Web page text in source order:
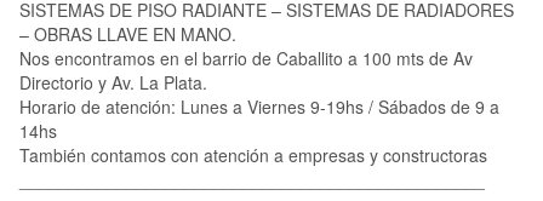
SISTEMAS DE PISO RADIANTE – SISTEMAS DE RADIADORES
– OBRAS LLAVE EN MANO.
Nos encontramos en el barrio de Caballito a 100 mts de Av
Directorio y Av. La Plata.
Horario de atención: Lunes a Viernes 9-19hs / Sábados de 9 a
14hs
También contamos con atención a empresas y constructoras